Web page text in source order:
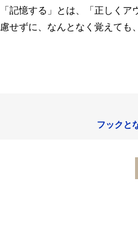
「記憶する」とは、「正しく
慮せずに、なんとなく覚えても
フックと